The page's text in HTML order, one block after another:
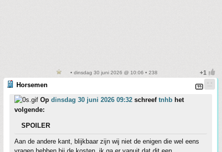
• dinsdag 30 juni 2026 @ 10:06 • 238
Horsemen
Op dinsdag 30 juni 2026 09:32 schreef tnhb het
volgende:
SPOILER
Aan de andere kant, blijkbaar zijn wij niet de enigen die wel eens